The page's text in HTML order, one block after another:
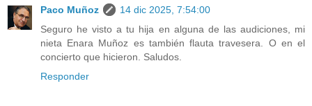
Paco Muñoz
14 dic 2025, 7:54:00
Seguro he visto a tu hija en alguna de las audiciones, mi
nieta Enara Muñoz es también flauta travesera. O en el
concierto que hicieron. Saludos.
Responder